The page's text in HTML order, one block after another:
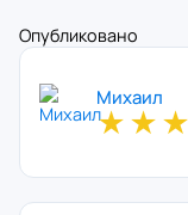
Опубликовано
Михаил
★★★